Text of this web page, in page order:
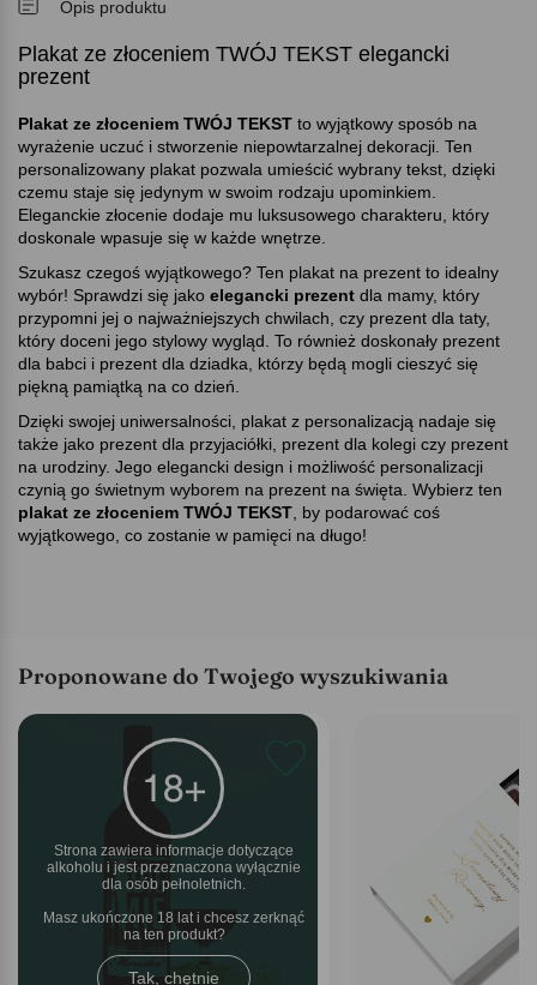
Opis produktu
Plakat ze złoceniem TWÓJ TEKST elegancki
prezent
Plakat ze złoceniem TWÓJ TEKST to wyjątkowy sposób na
wyrażenie uczuć i stworzenie niepowtarzalnej dekoracji. Ten
personalizowany plakat pozwala umieścić wybrany tekst, dzięki
czemu staje się jedynym w swoim rodzaju upominkiem.
Eleganckie złocenie dodaje mu luksusowego charakteru, który
doskonale wpasuje się w każde wnętrze.
Szukasz czegoś wyjątkowego? Ten plakat na prezent to idealny
wybór! Sprawdzi się jako elegancki prezent dla mamy, który
przypomni jej o najważniejszych chwilach, czy prezent dla taty,
który doceni jego stylowy wygląd. To również doskonały prezent
dla babci i prezent dla dziadka, którzy będą mogli cieszyć się
piękną pamiątką na co dzień.
Dzięki swojej uniwersalności, plakat z personalizacją nadaje się
także jako prezent dla przyjaciółki, prezent dla kolegi czy prezent
na urodziny. Jego elegancki design i możliwość personalizacji
czynią go świetnym wyborem na prezent na święta. Wybierz ten
plakat ze złoceniem TWÓJ TEKST , by podarować coś
wyjątkowego, co zostanie w pamięci na długo!
Proponowane do Twojego wyszukiwania
Strona zawiera informacje dotyczące
alkoholu i jest przeznaczona wyłącznie
dla osób pełnoletnich.
Masz ukończone 18 lat i chcesz zerknąć
na ten produkt
Tak, chętnie